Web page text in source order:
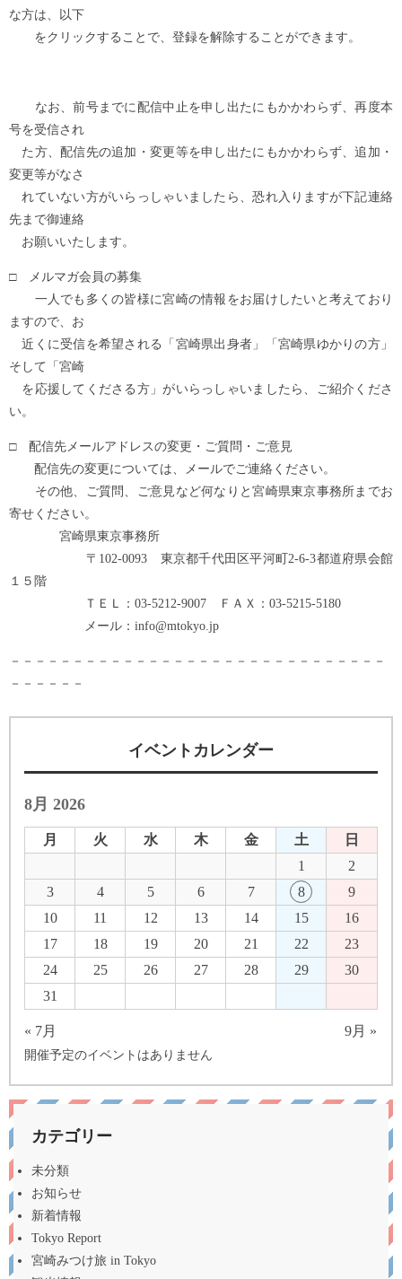
な方は、以下
をクリックすることで、登録を解除することができます。
なお、前号までに配信中止を申し出たにもかかわらず、再度本
号を受信され
た方、配信先の追加・変更等を申し出たにもかかわらず、追加・
変更等がなさ
れていない方がいらっしゃいましたら、恐れ入りますが下記連絡
先まで御連絡
お願いいたします。
□ メルマガ会員の募集
一人でも多くの皆様に宮崎の情報をお届けしたいと考えており
ますので、お
近くに受信を希望される「宮崎県出身者」「宮崎県ゆかりの方」
そして「宮崎
を応援してくださる方」がいらっしゃいましたら、ご紹介くださ
い。
□ 配信先メールアドレスの変更・ご質問・ご意見
配信先の変更については、メールでご連絡ください。
その他、ご質問、ご意見など何なりと宮崎県東京事務所までお
寄せください。
宮崎県東京事務所
〒102-0093 東京都千代田区平河町2-6-3都道府県会館
１５階
ＴＥＬ：03-5212-9007 ＦＡＸ：03-5215-5180
メール：info@mtokyo.jp
－－－－－－－－－－－－－－－－－－－－－－－－－－－－－－
－－－－－－
イベントカレンダー
8月 2026
月 火 水 木 金 土
日
1
2
3
4 5 6 7 8
9
10
11 12 13 14 15
16
17
18 19 20 21 22
23
24
25 26 27 28 29
30
31
« 7月 9月 »
開催予定のイベントはありません
カテゴリー
未分類
お知らせ
新着情報
Tokyo Report
宮崎みつけ旅 in Tokyo